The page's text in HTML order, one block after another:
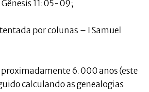
11:05-09;
por colunas – I Samuel
6.000 anos (este
calculando as genealogias